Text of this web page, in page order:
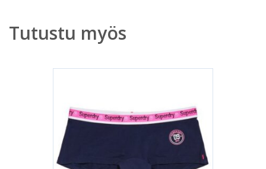
Tutustu myös